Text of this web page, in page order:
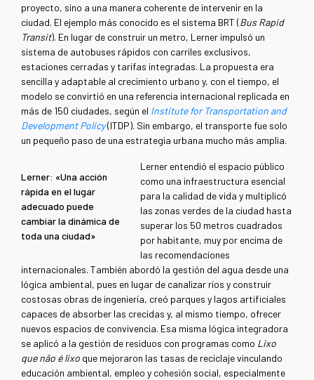
proyecto, sino a una manera coherente de intervenir en la
ciudad. El ejemplo más conocido es el sistema BRT (Bus Rapid
Transit). En lugar de construir un metro, Lerner impulsó un
sistema de autobuses rápidos con carriles exclusivos,
estaciones cerradas y tarifas integradas. La propuesta era
sencilla y adaptable al crecimiento urbano y, con el tiempo, el
modelo se convirtió en una referencia internacional replicada en
más de 150 ciudades, según el Institute for Transportation and
Development Policy(ITDP). Sin embargo, el transporte fue solo
un pequeño paso de una estrategia urbana mucho más amplia.
Lerner: «Una acción
rápida en el lugar
adecuado puede
cambiar la dinámica de
toda una ciudad»
Lerner entendió el espacio público
como una infraestructura esencial
para la calidad de vida y multiplicó
las zonas verdes de la ciudad hasta
superar los 50 metros cuadrados
por habitante, muy por encima de
las recomendaciones
internacionales. También abordó la gestión del agua desde una
lógica ambiental, pues en lugar de canalizar ríos y construir
costosas obras de ingeniería, creó parques y lagos artificiales
capaces de absorber las crecidas y, al mismo tiempo, ofrecer
nuevos espacios de convivencia. Esa misma lógica integradora
se aplicó a la gestión de residuos con programas como Lixo
que não é lixo que mejoraron las tasas de reciclaje vinculando
educación ambiental, empleo y cohesión social, especialmente